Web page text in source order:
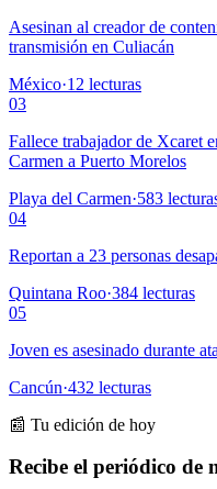
Asesinan al creador de
transmisión en Culiacán
México·12 lecturas
03
Fallece trabajador de Xcaret
Carmen a Puerto Morelos
Playa del Carmen·583
04
Reportan a 23 personas
Quintana Roo·384 lecturas
05
Joven es asesinado durante
Cancún·432 lecturas
📰 Tu edición de hoy
Recibe el periódico de